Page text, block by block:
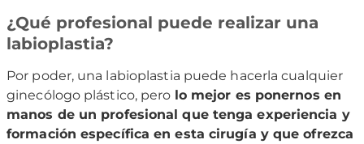
¿Qué profesional puede realizar una
labioplastia?
Por poder, una labioplastia puede hacerla cualquier
ginecólogo plástico, pero lo mejor es ponernos en
manos de un profesional que tenga experiencia y
formación específica en esta cirugía y que ofrezca